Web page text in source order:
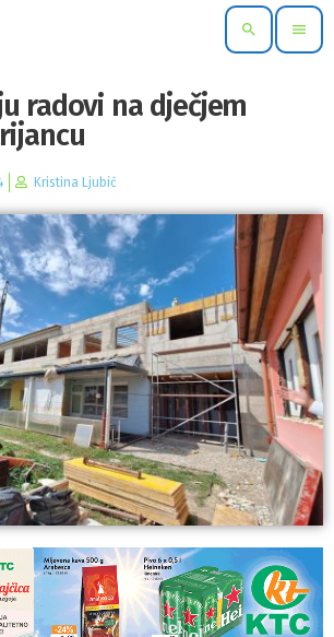
search menu
radovi na dječjem
Kristina Ljubić